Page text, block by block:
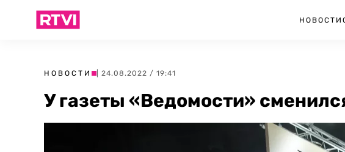
НОВОСТИ
НОВОСТИ | 24.08.2022 / 19:41
У газеты «Ведомости»